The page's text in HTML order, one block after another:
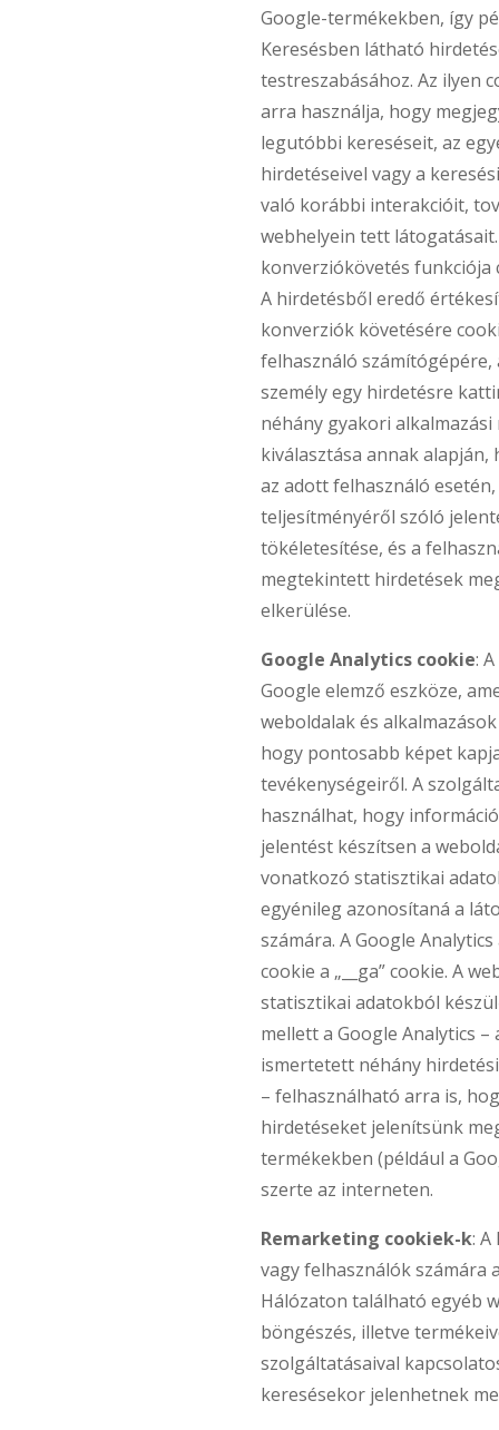
Google-termékekben, így
Keresésben látható
testreszabásához. Az ilyen
arra használja, hogy
legutóbbi kereséseit, az
hirdetéseivel vagy a
való korábbi interakcióit,
webhelyein tett
konverziókövetés funkciója
A hirdetésből eredő
konverziók követésére
felhasználó
személy egy hirdetésre
néhány gyakori
kiválasztása annak alapján,
az adott felhasználó
teljesítményéről szóló
tökéletesítése, és a
megtekintett hirdetések
elkerülése.
Google Analytics cookie:
Google elemző eszköze,
weboldalak és
hogy pontosabb képet
tevékenységeiről. A
használhat, hogy
jelentést készítsen a
vonatkozó statisztikai
egyénileg azonosítaná a
számára. A Google
cookie a „__ga” cookie. A
statisztikai adatokból
mellett a Google Analytics
ismertetett néhány
– felhasználható arra is,
hirdetéseket jelenítsünk
termékekben (például a
szerte az interneten.
Remarketing cookiek-k:
vagy felhasználók számára
Hálózaton található egyéb
böngészés, illetve
szolgáltatásaival
keresésekor jelenhetnek